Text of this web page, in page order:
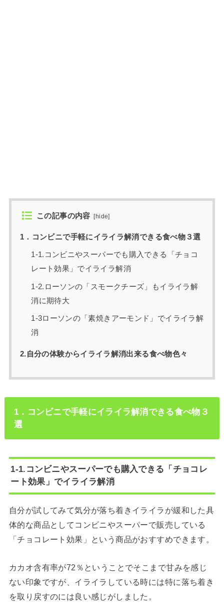
この記事の内容 [hide]
1．コンビニで手軽にイライラ解消できる食べ物３選
1-1.コンビニやスーパーでも購入できる「チョコ
レート効果」でイライラ解消
1-2.ローソンの「スモークチーズ」もイライラ解
消に期待大
1-3ローソンの「素焼きアーモンド」でイライラ解
消
2.自分の体験からイライラ解消出来る食べ物色々
1．コンビニで手軽にイライラ解消できる食べ物３
選
1-1.コンビニやスーパーでも購入できる「チョコレ
ート効果」でイライラ解消
自分が試してみて気分が落ち着きイライラが緩和した具
体的な商品としてコンビニやスーパーで販売している
「チョコレート効果」という商品がおすすめできます。
カカオ含有率が72％ということでそこまで甘みを感じ
ない印象ですが、イライラしている時には特に落ち着き
を取り戻すのには良い感じがしました。